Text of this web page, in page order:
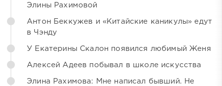
Элины Рахимовой
Антон Беккужев и «Китайские каникулы» едут
в Чэнду
У Екатерины Скалон появился любимый Женя
Алексей Адеев побывал в школе искусства
Элина Рахимова: Мне написал бывший. Не